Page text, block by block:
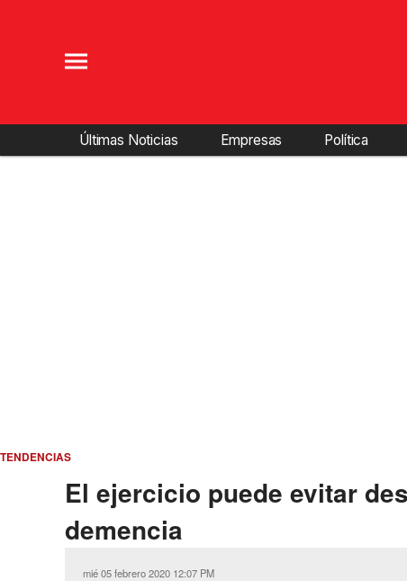
Últimas Noticias Empresas Política
TENDENCIAS
El ejercicio puede evitar
demencia
mié 05 febrero 2020 12:07 PM